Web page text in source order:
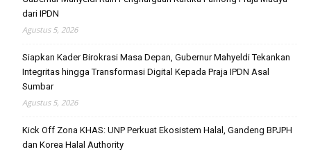
dari IPDN
Agustus 5, 2026
Siapkan Kader Birokrasi Masa Depan, Gubernur Mahyeldi Tekankan
Integritas hingga Transformasi Digital Kepada Praja IPDN Asal
Sumbar
Agustus 5, 2026
Kick Off Zona KHAS: UNP Perkuat Ekosistem Halal, Gandeng BPJPH
dan Korea Halal Authority